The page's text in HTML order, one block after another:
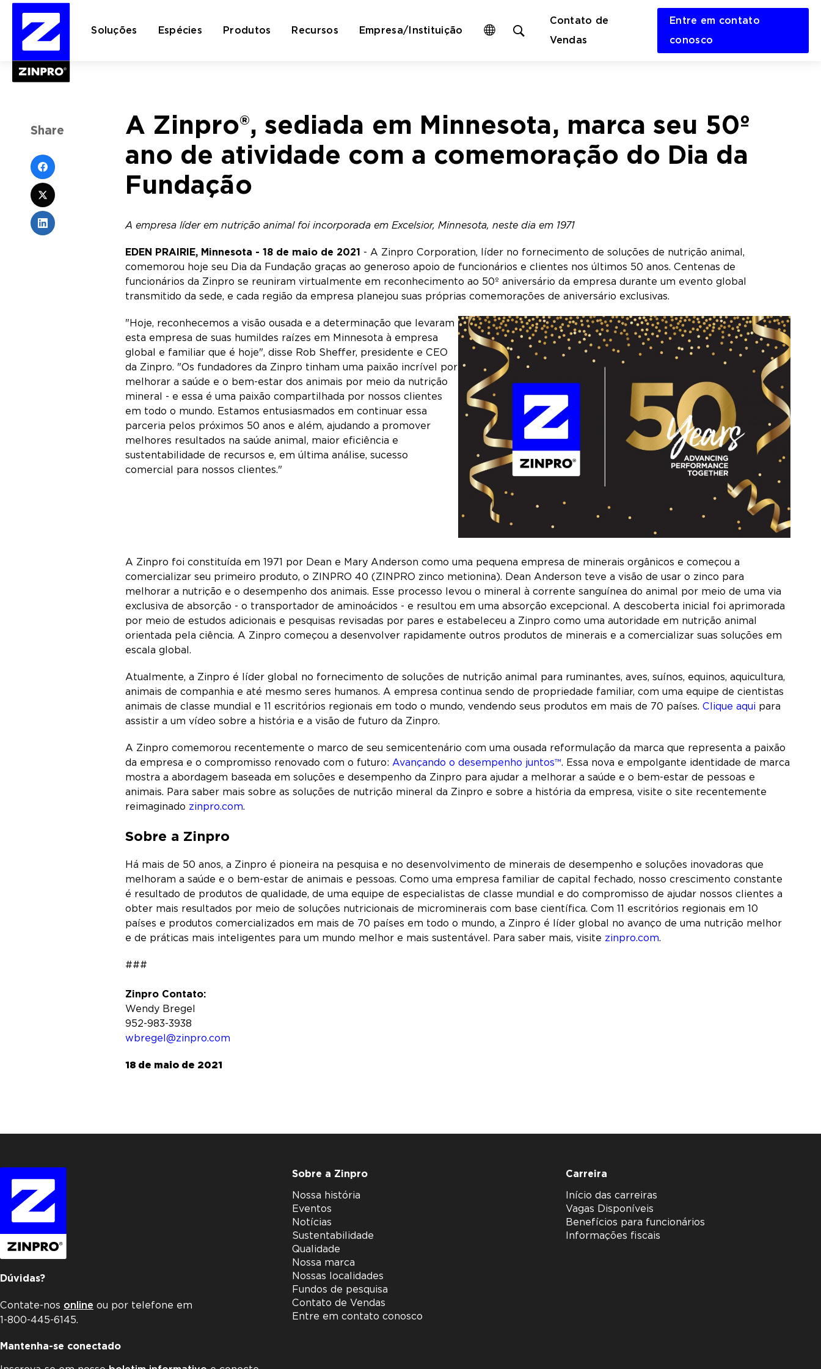
Soluções Espécies Produtos Recursos Empresa/Instituição
Contato de
Vendas
Entre em contato
conosco
A Zinpro®, sediada em Minnesota, marca seu 50º
ano de atividade com a comemoração do Dia da
Fundação
A empresa líder em nutrição animal foi incorporada em Excelsior, Minnesota, neste dia em 1971
EDEN PRAIRIE, Minnesota - 18 de maio de 2021 - A Zinpro Corporation, líder no fornecimento de soluções de nutrição animal,
comemorou hoje seu Dia da Fundação graças ao generoso apoio de funcionários e clientes nos últimos 50 anos. Centenas de
funcionários da Zinpro se reuniram virtualmente em reconhecimento ao 50º aniversário da empresa durante um evento global
transmitido da sede, e cada região da empresa planejou suas próprias comemorações de aniversário exclusivas.
"Hoje, reconhecemos a visão ousada e a determinação que levaram
esta empresa de suas humildes raízes em Minnesota à empresa
global e familiar que é hoje", disse Rob Sheffer, presidente e CEO
da Zinpro. "Os fundadores da Zinpro tinham uma paixão incrível por
melhorar a saúde e o bem-estar dos animais por meio da nutrição
mineral - e essa é uma paixão compartilhada por nossos clientes
em todo o mundo. Estamos entusiasmados em continuar essa
parceria pelos próximos 50 anos e além, ajudando a promover
melhores resultados na saúde animal, maior eficiência e
sustentabilidade de recursos e, em última análise, sucesso
comercial para nossos clientes."
A Zinpro foi constituída em 1971 por Dean e Mary Anderson como uma pequena empresa de minerais orgânicos e começou a
comercializar seu primeiro produto, o ZINPRO 40 (ZINPRO zinco metionina). Dean Anderson teve a visão de usar o zinco para
melhorar a nutrição e o desempenho dos animais. Esse processo levou o mineral à corrente sanguínea do animal por meio de uma via
exclusiva de absorção - o transportador de aminoácidos - e resultou em uma absorção excepcional. A descoberta inicial foi aprimorada
por meio de estudos adicionais e pesquisas revisadas por pares e estabeleceu a Zinpro como uma autoridade em nutrição animal
orientada pela ciência. A Zinpro começou a desenvolver rapidamente outros produtos de minerais e a comercializar suas soluções em
escala global.
Atualmente, a Zinpro é líder global no fornecimento de soluções de nutrição animal para ruminantes, aves, suínos, equinos, aquicultura,
animais de companhia e até mesmo seres humanos. A empresa continua sendo de propriedade familiar, com uma equipe de cientistas
animais de classe mundial e 11 escritórios regionais em todo o mundo, vendendo seus produtos em mais de 70 países. Clique aqui para
assistir a um vídeo sobre a história e a visão de futuro da Zinpro.
A Zinpro comemorou recentemente o marco de seu semicentenário com uma ousada reformulação da marca que representa a paixão
da empresa e o compromisso renovado com o futuro: Avançando o desempenho juntos™. Essa nova e empolgante identidade de marca
mostra a abordagem baseada em soluções e desempenho da Zinpro para ajudar a melhorar a saúde e o bem-estar de pessoas e
animais. Para saber mais sobre as soluções de nutrição mineral da Zinpro e sobre a história da empresa, visite o site recentemente
reimaginado zinpro.com.
Sobre a Zinpro
Há mais de 50 anos, a Zinpro é pioneira na pesquisa e no desenvolvimento de minerais de desempenho e soluções inovadoras que
melhoram a saúde e o bem-estar de animais e pessoas. Como uma empresa familiar de capital fechado, nosso crescimento constante
é resultado de produtos de qualidade, de uma equipe de especialistas de classe mundial e do compromisso de ajudar nossos clientes a
obter mais resultados por meio de soluções nutricionais de microminerais com base científica. Com 11 escritórios regionais em 10
países e produtos comercializados em mais de 70 países em todo o mundo, a Zinpro é líder global no avanço de uma nutrição melhor
e de práticas mais inteligentes para um mundo melhor e mais sustentável. Para saber mais, visite zinpro.com.
###
Zinpro Contato:
Wendy Bregel
952-983-3938
wbregel@zinpro.com
18 de maio de 2021
Share
Dúvidas?
Contate-nos online ou por telefone em
1-800-445-6145.
Mantenha-se conectado
Sobre a Zinpro
Nossa história
Eventos
Notícias
Sustentabilidade
Qualidade
Nossa marca
Nossas localidades
Fundos de pesquisa
Contato de Vendas
Entre em contato conosco
Carreira
Início das carreiras
Vagas Disponíveis
Benefícios para funcionários
Informações fiscais